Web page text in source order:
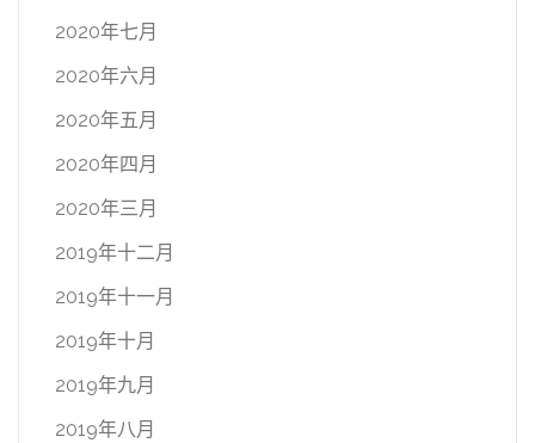
2020年七月
2020年六月
2020年五月
2020年四月
2020年三月
2019年十二月
2019年十一月
2019年十月
2019年九月
2019年八月